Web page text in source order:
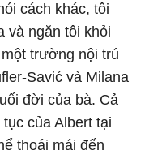
cách khác, tôi
và ngăn tôi khỏi
trường nội trú
Savić và Milana
đời của bà. Cả
của Albert tại
thoái mái đến